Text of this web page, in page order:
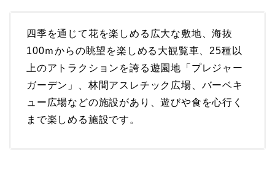
四季を通じて花を楽しめる広大な敷地、海抜
100ｍからの眺望を楽しめる大観覧車、25種以
上のアトラクションを誇る遊園地「プレジャー
ガーデン」、林間アスレチック広場、バーベキ
ュー広場などの施設があり、遊びや食を心行く
まで楽しめる施設です。